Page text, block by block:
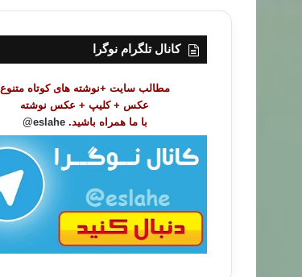
ت
ض
کانال تلگرام نوگرا
مطالب سایت +نوشته های کوتاه متنوع
عکس + کلیپ + عکس نوشته
با ما همراه باشید. eslahe@